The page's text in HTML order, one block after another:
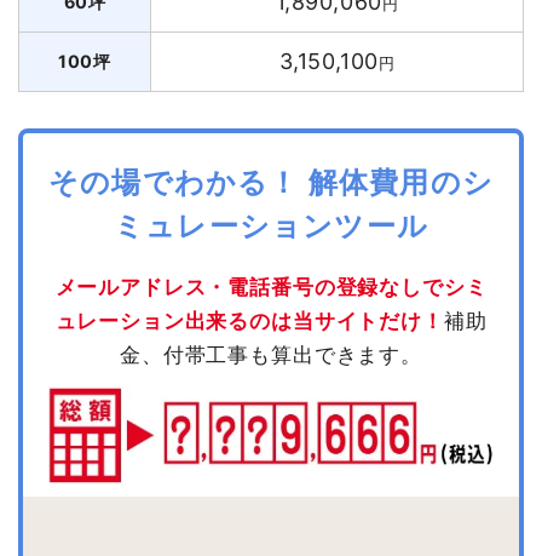
円
100坪 3,150,100円
その場でわかる！ 解体費用のシ
ミュレーションツール
メールアドレス・電話番号の登録なしでシミ
ュレーション出来るのは当サイトだけ！ 補助
金、付帯工事も算出できます。